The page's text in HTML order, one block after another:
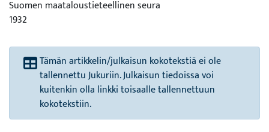
Suomen maataloustieteellinen seura
1932
Tämän artikkelin/julkaisun kokotekstiä ei ole
tallennettu Jukuriin. Julkaisun tiedoissa voi
kuitenkin olla linkki toisaalle tallennettuun
kokotekstiin.